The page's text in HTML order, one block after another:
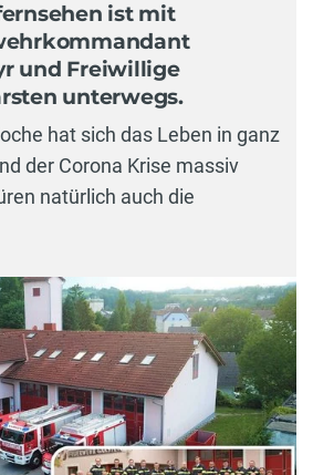
ist mit
und Freiwillige
unterwegs.
hat sich das Leben in ganz
der Corona Krise massiv
natürlich auch die